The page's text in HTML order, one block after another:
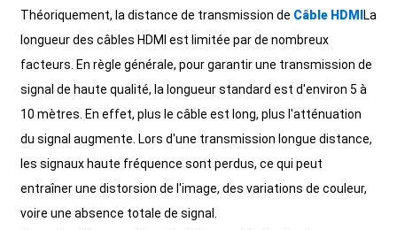
+86 15118299221
Théoriquement, la distance de transmission de Câble HDMI La
longueur des câbles HDMI est limitée par de nombreux
facteurs. En règle générale, pour garantir une transmission de
signal de haute qualité, la longueur standard est d'environ 5 à
10 mètres. En effet, plus le câble est long, plus l'atténuation
du signal augmente. Lors d'une transmission longue distance,
les signaux haute fréquence sont perdus, ce qui peut
entraîner une distorsion de l'image, des variations de couleur,
voire une absence totale de signal.